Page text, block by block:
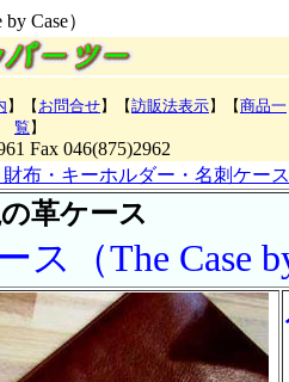
Case）
】【 お問合せ】【訪販法表示】 【商品一
覧 】
Fax 046(875)2962
布・キーホルダー・名刺ケース
革ケース
ス（The Case